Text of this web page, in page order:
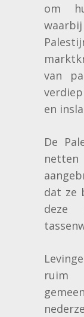
om
van
en
De
dat ze
ruim